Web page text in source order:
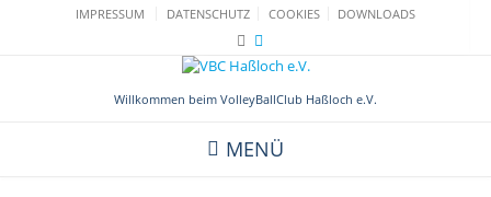
IMPRESSUM DATENSCHUTZ COOKIES DOWNLOADS
Willkommen beim VolleyBallClub Haßloch e.V.
MENÜ